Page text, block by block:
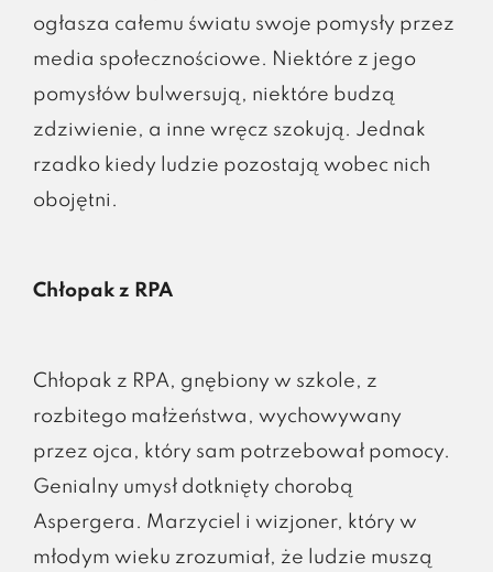
ogłasza całemu światu swoje pomysły przez
media społecznościowe. Niektóre z jego
pomysłów bulwersują, niektóre budzą
zdziwienie, a inne wręcz szokują. Jednak
rzadko kiedy ludzie pozostają wobec nich
obojętni.
Chłopak z RPA
Chłopak z RPA, gnębiony w szkole, z
rozbitego małżeństwa, wychowywany
przez ojca, który sam potrzebował pomocy.
Genialny umysł dotknięty chorobą
Aspergera. Marzyciel i wizjoner, który w
młodym wieku zrozumiał, że ludzie muszą